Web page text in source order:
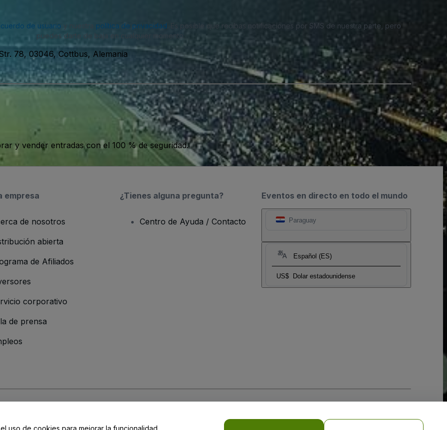
de usuario política de privacidad . Es posible que recibas notificaciones por SMS de nuestra parte, pero
puedes darte de baja en cualquier momento.
78, 03046, Cottbus, Alemania
y vender entradas con el 100 % de seguridad.
Eventos en directo en todo el mundo
Paraguay
Español (ES)
US$ Dolar estadounidense
empresa
de nosotros
abierta
de Afiliados
corporativo
de prensa
¿Tienes alguna pregunta?
Centro de Ayuda / Contacto
y de laPolítica de Privacidad para Móviles
uso de cookies para mejorar la funcionalidad